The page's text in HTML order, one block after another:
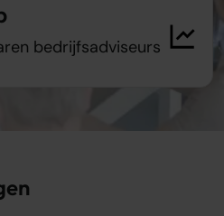
bedrijfsadviseurs